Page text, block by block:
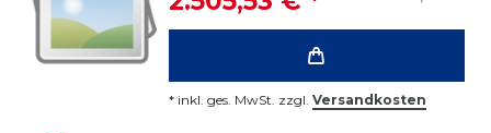
* inkl. ges. MwSt. zzgl. Versandkosten